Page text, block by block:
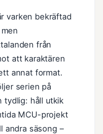
varken bekräftad
från
att karaktären
annat format.
serien på
tydlig: håll utkik
MCU-projekt
andra säsong –